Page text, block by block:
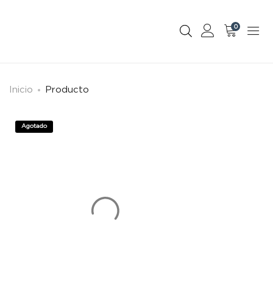
0
Inicio Producto
Agotado